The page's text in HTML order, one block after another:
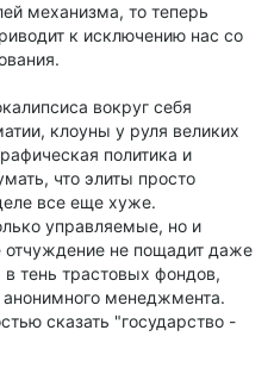
механизма, то теперь
к исключению нас со
вокруг себя
клоуны у руля великих
политика и
что элиты просто
все еще хуже.
управляемые, но и
не пощадит даже
тень трастовых фондов,
анонимного менеджмента.
сказать "государство -